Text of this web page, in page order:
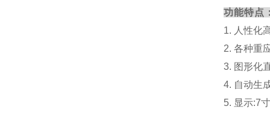
功能特点
1. 人性化
2. 各种重
3. 图形化
4. 自动生
5. 显示:7